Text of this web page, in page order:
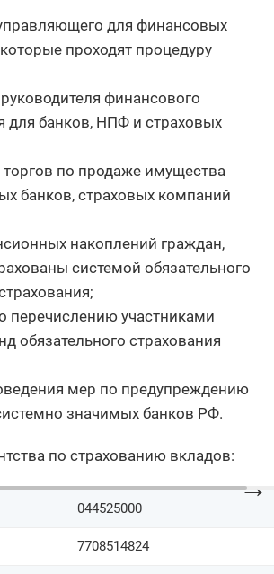
для финансовых
проходят процедуру
финансового
для банков, НПФ и страховых
торгов по продаже имущества
банков, страховых компаний
накоплений граждан,
системой обязательного
перечислению участниками
обязательного страхования
мер по предупреждению
значимых банков РФ.
по страхованию вкладов:
→
044525000
7708514824